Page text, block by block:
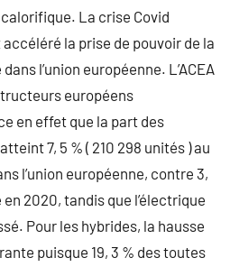
La crise Covid
la prise de pouvoir de la
l’union européenne. L’ACEA
européens
en effet que la part des
7, 5 % ( 210 298 unités ) au
l’union européenne, contre 3,
2020, tandis que l’électrique
Pour les hybrides, la hausse
puisque 19, 3 % des toutes